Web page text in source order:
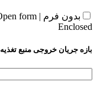
بدون فرم | Open form
Enclosed
بازه جریان خروجی منبع تغذیه